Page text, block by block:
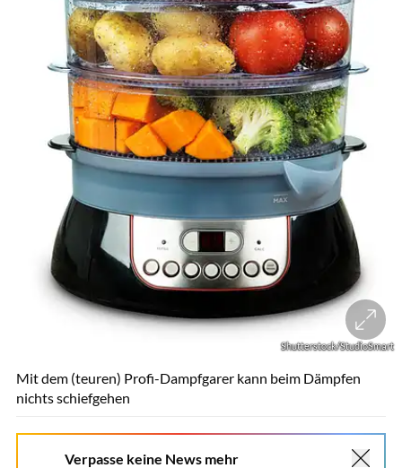
Shutterstock/StudioSmart
Mit dem (teuren) Profi-Dampfgarer kann beim Dämpfen
nichts schiefgehen
Verpasse keine News mehr